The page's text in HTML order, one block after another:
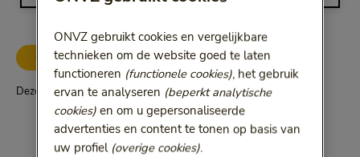
ONVZ Vrije Keuze
Deze vergoeding geldt alleen voor ONVZ Vrije Keuze
ONVZ gebruikt cookies en vergelijkbare
technieken om de website goed te laten
functioneren (functionele cookies), het gebruik
ervan te analyseren (beperkt analytische
cookies)en om u gepersonaliseerde
advertenties en content te tonen op basis van
uw profiel (overige cookies).